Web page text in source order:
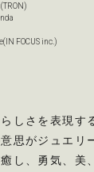
FOCUS inc.)
しさを表現す
思がジュエリ
し、勇気、美